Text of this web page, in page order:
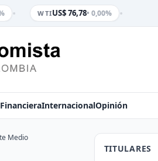
WTIUS$ 76,78• 0,00%
FinancieraInternacionalOpinión
Medio
TITULARES